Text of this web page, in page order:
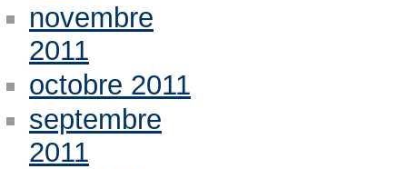
novembre
2011
octobre 2011
septembre
2011